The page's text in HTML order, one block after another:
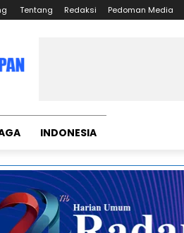
Tentang Redaksi Pedoman Media
INDONESIA